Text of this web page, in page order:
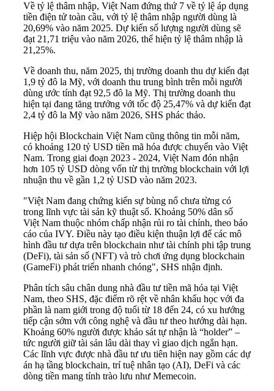
Về tỷ lệ thâm nhập, Việt Nam đứng thứ 7 về tỷ lệ áp dụng
tiền điện tử toàn cầu, với tỷ lệ thâm nhập người dùng là
20,69% vào năm 2025. Dự kiến số lượng người dùng sẽ
đạt 21,71 triệu vào năm 2026, thể hiện tỷ lệ thâm nhập là
21,25%.
Về doanh thu, năm 2025, thị trường doanh thu dự kiến đạt
1,9 tỷ đô la Mỹ, với doanh thu trung bình trên mỗi người
dùng ước tính đạt 92,5 đô la Mỹ. Thị trường doanh thu
hiện tại đang tăng trưởng với tốc độ 25,47% và dự kiến đạt
2,4 tỷ đô la Mỹ vào năm 2026, SHS phác thảo.
Hiệp hội Blockchain Việt Nam cũng thông tin mỗi năm,
có khoảng 120 tỷ USD tiền mã hóa được chuyển vào Việt
Nam. Trong giai đoạn 2023 - 2024, Việt Nam đón nhận
hơn 105 tỷ USD dòng vốn từ thị trường blockchain với lợi
nhuận thu về gần 1,2 tỷ USD vào năm 2023.
"Việt Nam đang chứng kiến sự bùng nổ chưa từng có
trong lĩnh vực tài sản kỹ thuật số. Khoảng 50% dân số
Việt Nam thuộc nhóm chấp nhận rủi ro tài chính, theo báo
cáo của IVY. Điều này tạo điều kiện thuận lợi để các mô
hình đầu tư dựa trên blockchain như tài chính phi tập trung
(DeFi), tài sản số (NFT) và trò chơi ứng dụng blockchain
(GameFi) phát triển nhanh chóng", SHS nhận định.
Phân tích sâu chân dung nhà đầu tư tiền mã hóa tại Việt
Nam, theo SHS, đặc điểm rõ rệt về nhân khẩu học với đa
phần là nam giới trong độ tuổi từ 18 đến 24, có xu hướng
tiếp cận sớm với công nghệ và đầu tư theo hướng dài hạn.
Khoảng 60% người được khảo sát tự nhận là “holder” –
tức người giữ tài sản lâu dài thay vì giao dịch ngắn hạn.
Các lĩnh vực được nhà đầu tư ưu tiên hiện nay gồm các dự
án hạ tầng blockchain, trí tuệ nhân tạo (AI), DeFi và các
dòng tiền mang tính trào lưu như Memecoin.